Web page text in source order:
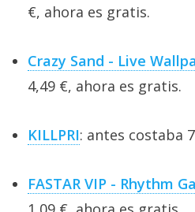
€, ahora es gratis.
Crazy Sand - Live
4,49 €, ahora es gratis.
KILLPRI: antes costaba
FASTAR VIP - Rhythm